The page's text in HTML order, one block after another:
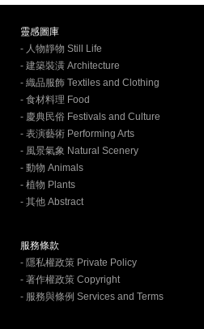
靈感圖庫
- 人物靜物 Still Life
- 建築裝潢 Architecture
- 織品服飾 Textiles and Clothing
- 食材料理 Food
- 慶典民俗 Festivals and Culture
- 表演藝術 Performing Arts
- 風景氣象 Natural Scenery
- 動物 Animals
- 植物 Plants
- 其他 Abstract
服務條款
- 隱私權政策 Private Policy
- 著作權政策 Copyright
- 服務與條例 Services and Terms